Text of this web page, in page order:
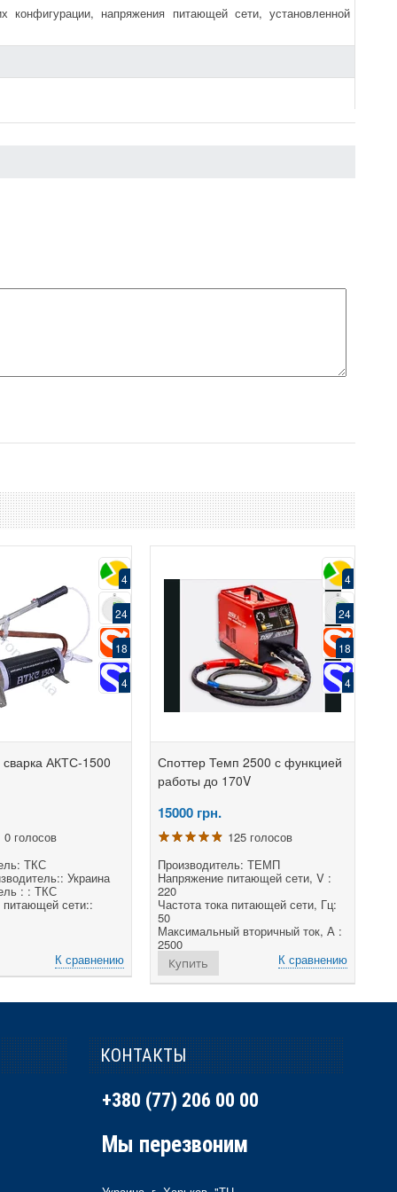
напряжения питающей сети, установленной
4
24
18
4
сварка АКТС-1500
0 голосов
ТКС
Украина
: : ТКС
сети::
К сравнению
4
24
18
4
Споттер Темп 2500 с функцией
работы до 170V
15000 грн.
125 голосов
Производитель: ТЕМП
Напряжение питающей сети, V :
220
Частота тока питающей сети, Гц:
50
Максимальный вторичный ток, А :
2500
К сравнению
Купить
КОНТАКТЫ
+380 (77) 206 00 00
Мы перезвоним